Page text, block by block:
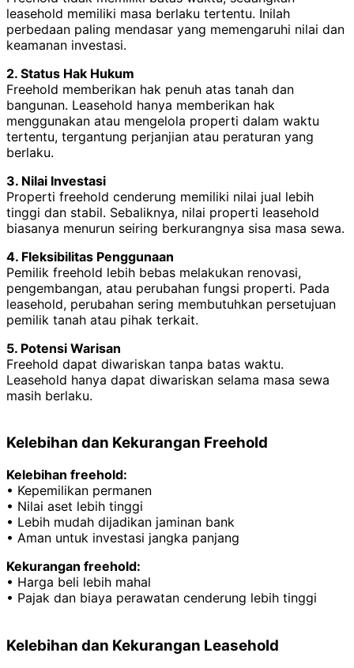
leasehold memiliki masa berlaku tertentu. Inilah
perbedaan paling mendasar yang memengaruhi nilai dan
keamanan investasi.
2. Status Hak Hukum
Freehold memberikan hak penuh atas tanah dan
bangunan. Leasehold hanya memberikan hak
menggunakan atau mengelola properti dalam waktu
tertentu, tergantung perjanjian atau peraturan yang
berlaku.
3. Nilai Investasi
Properti freehold cenderung memiliki nilai jual lebih
tinggi dan stabil. Sebaliknya, nilai properti leasehold
biasanya menurun seiring berkurangnya sisa masa sewa.
4. Fleksibilitas Penggunaan
Pemilik freehold lebih bebas melakukan renovasi,
pengembangan, atau perubahan fungsi properti. Pada
leasehold, perubahan sering membutuhkan persetujuan
pemilik tanah atau pihak terkait.
5. Potensi Warisan
Freehold dapat diwariskan tanpa batas waktu.
Leasehold hanya dapat diwariskan selama masa sewa
masih berlaku.
Kelebihan dan Kekurangan Freehold
Kelebihan freehold:
• Kepemilikan permanen
• Nilai aset lebih tinggi
• Lebih mudah dijadikan jaminan bank
• Aman untuk investasi jangka panjang
Kekurangan freehold:
• Harga beli lebih mahal
• Pajak dan biaya perawatan cenderung lebih tinggi
Kelebihan dan Kekurangan Leasehold